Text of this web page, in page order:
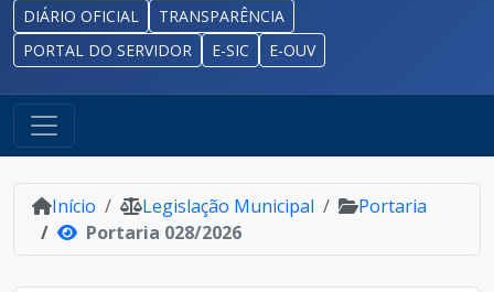
DIÁRIO OFICIAL
TRANSPARÊNCIA
PORTAL DO SERVIDOR
E-SIC E-OUV
Início Legislação Municipal
Portaria
Portaria 028/2026